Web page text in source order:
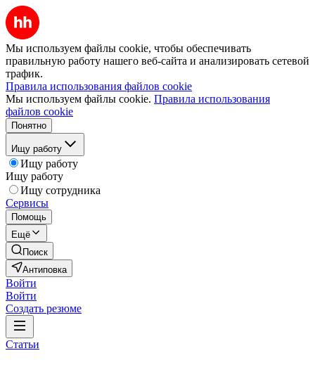
Мы используем файлы cookie, чтобы обеспечивать
правильную работу нашего веб-сайта и анализировать сетевой
трафик.
Правила использования файлов cookie
Мы используем файлы cookie. Правила использования
файлов cookie
Понятно
Ищу работу
Ищу работу
Ищу работу
Ищу сотрудника
Сервисы
Помощь
Ещё
Поиск
Антиповка
Войти
Войти
Создать резюме
Статьи